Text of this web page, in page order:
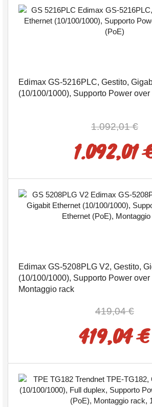
Edimax GS-5216PLC, Gestito,
(10/100/1000), Supporto Power
1.092,01 €
1.092,01
Edimax GS-5208PLG V2, Gestito,
(10/100/1000), Supporto Power
Montaggio rack
419,04 €
419,04 €